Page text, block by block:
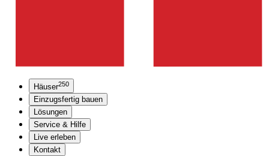
Häuser250
Einzugsfertig bauen
Lösungen
Service & Hilfe
Live erleben
Kontakt